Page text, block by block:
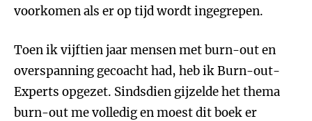
voorkomen als er op tijd wordt ingegrepen.
Toen ik vijftien jaar mensen met burn-out en
overspanning gecoacht had, heb ik Burn-out-
Experts opgezet. Sindsdien gijzelde het thema
burn-out me volledig en moest dit boek er